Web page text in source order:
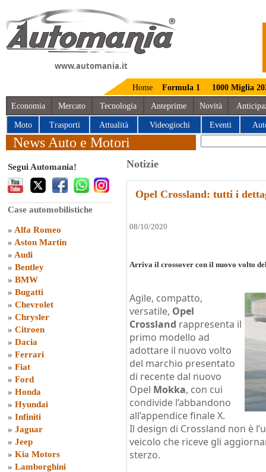
www.automania.it
Home Formula 1 1000 Miglia
Economia Mercato Tecnologia Anteprime Novità
Moto Trasporti Attualità Videogiochi Eventi
News Auto e Motori
Segui Automania!
Case automobilistiche
» Alfa Romeo
» Aston Martin
» Audi
» Bentley
» BMW
» Bugatti
» Chevrolet
» Chrysler
» Citroen
» Dacia
» Ferrari
» Fiat
» Ford
» Honda
» Hyundai
» Infiniti
» Jaguar
» Jeep
» Kia Motors
» Lamborghini
Notizie
Opel Crossland: tutti i
08/10/2020
Arriva il crossover con il nuovo volto
Agile, compatto,
versatile, Opel
Crossland rappresenta il
primo modello ad
adottare il nuovo volto
del marchio presentato
di recente dal nuovo
Opel Mokka, con cui
condivide l’abbandono
all’appendice finale X.
Il design di Crossland non è
veicolo che riceve gli
sterzo.